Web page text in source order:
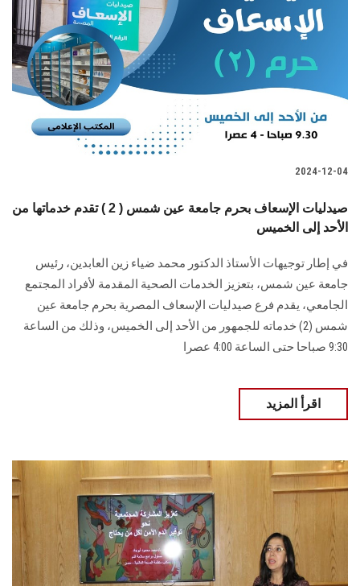
2024-12-04
صيدليات الإسعاف بحرم جامعة عين شمس ( 2 ) تقدم خدماتها من
الأحد إلى الخميس
في إطار توجيهات الأستاذ الدكتور محمد ضياء زين العابدين، رئيس
جامعة عين شمس، بتعزيز ‏الخدمات الصحية المقدمة لأفراد المجتمع
الجامعي، يقدم فرع صيدليات الإسعاف المصرية بحرم ‏جامعة عين
شمس (2) خدماته للجمهور من الأحد إلى الخميس، وذلك من الساعة
9:30 صباحا ‏حتى الساعة 4:00 عصرا‎
اقرأ المزيد